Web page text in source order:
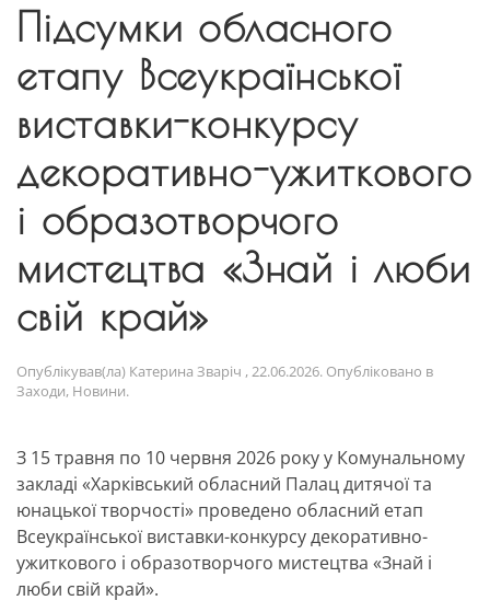
Підсумки обласного
етапу Всеукраїнської
виставки-конкурсу
декоративно-ужиткового
і образотворчого
мистецтва «Знай і люби
свій край»
Опублікував(ла) Катерина Зваріч ,22.06.2026. Опубліковано в
Заходи, Новини.
З 15 травня по 10 червня 2026 року у Комунальному
закладі «Харківський обласний Палац дитячої та
юнацької творчості» проведено обласний етап
Всеукраїнської виставки-конкурсу декоративно-
ужиткового і образотворчого мистецтва «Знай і
люби свій край».